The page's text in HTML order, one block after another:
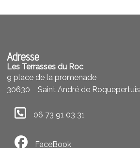
Adresse
Les Terrasses du Roc
9 place de la promenade
30630
Saint André de Roquepertuis
06 73 91 03 31
FaceBook